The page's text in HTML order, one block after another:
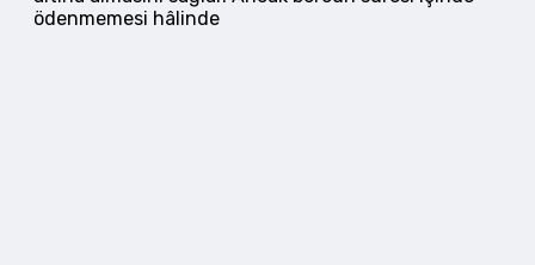
ödenmemesi hâlinde